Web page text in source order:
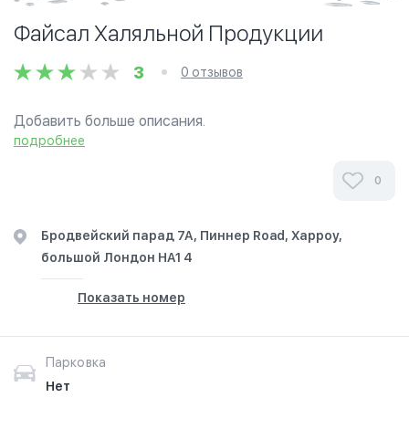
Файсал Халяльной Продукции
3 0 отзывов
Добавить больше описания.
подробнее
0
Бродвейский парад 7А, Пиннер Road, Харроу,
большой Лондон НА1 4
Показать номер
Парковка
Нет